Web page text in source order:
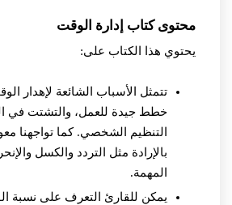
محتوى كتاب إدارة الوقت
يحتوي هذا الكتاب على:
تتمثل الأسباب الشائعة لإهدار
خطط جيدة للعمل، والتشتت في
التنظيم الشخصي. كما تواجهنا
بالإرادة مثل التردد والكسل
المهمة.
يمكن للقارئ التعرف على نسبة